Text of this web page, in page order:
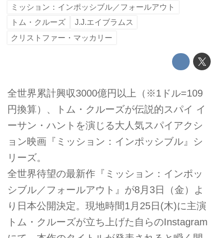
ミッション：インポッシブル／フォールアウト
トム・クルーズ
J.J.エイブラムス
クリストファー・マッカリー
全世界累計興収3000億円以上（※1ドル=109
円換算）、トム・クルーズが伝説的スパイ イ
ーサン・ハントを演じる大人気スパイアクシ
ョン映画『ミッション：インポッシブル』シ
リーズ。
全世界待望の最新作『ミッション：インポッ
シブル／フォールアウト』が8月3日（金）よ
り日本公開決定。現地時間1月25日(木)に主演
トム・クルーズが立ち上げた自らのInstagram